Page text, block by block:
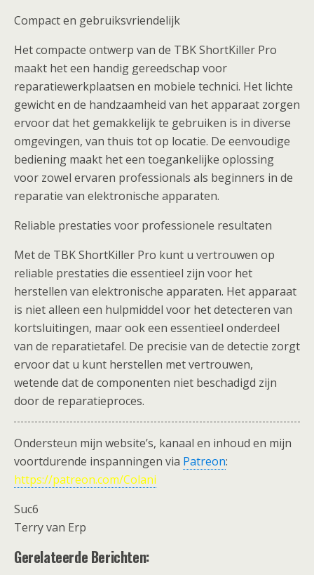
Compact en gebruiksvriendelijk
Het compacte ontwerp van de TBK ShortKiller Pro
maakt het een handig gereedschap voor
reparatiewerkplaatsen en mobiele technici. Het lichte
gewicht en de handzaamheid van het apparaat zorgen
ervoor dat het gemakkelijk te gebruiken is in diverse
omgevingen, van thuis tot op locatie. De eenvoudige
bediening maakt het een toegankelijke oplossing
voor zowel ervaren professionals als beginners in de
reparatie van elektronische apparaten.
Reliable prestaties voor professionele resultaten
Met de TBK ShortKiller Pro kunt u vertrouwen op
reliable prestaties die essentieel zijn voor het
herstellen van elektronische apparaten. Het apparaat
is niet alleen een hulpmiddel voor het detecteren van
kortsluitingen, maar ook een essentieel onderdeel
van de reparatietafel. De precisie van de detectie zorgt
ervoor dat u kunt herstellen met vertrouwen,
wetende dat de componenten niet beschadigd zijn
door de reparatieproces.
Ondersteun mijn website’s, kanaal en inhoud en mijn
voortdurende inspanningen via Patreon:
https://patreon.com/Colani
Suc6
Terry van Erp
Gerelateerde Berichten: